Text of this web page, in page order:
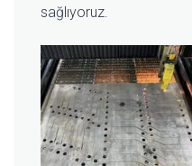
sağlıyoruz.